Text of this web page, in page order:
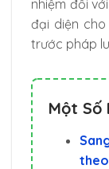
nhiệm đối
đại diện
trước pháp
Một Số
theo